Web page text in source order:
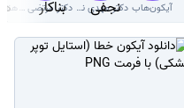
آیکون‌هاب دکتر مهدی نجفی دلوئی دکتر مرتضی بناکار